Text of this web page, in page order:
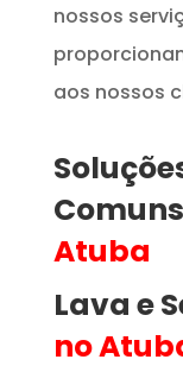
nossos
aos nossos
Atuba
Lava e
no